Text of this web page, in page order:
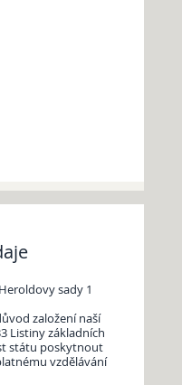
sady 1
založení naší
Listiny základních
státu poskytnout
vzdělávání